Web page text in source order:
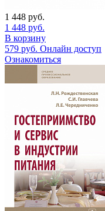
1 448 руб.
1 448 руб.
В корзину
579 руб. Онлайн доступ
Ознакомиться